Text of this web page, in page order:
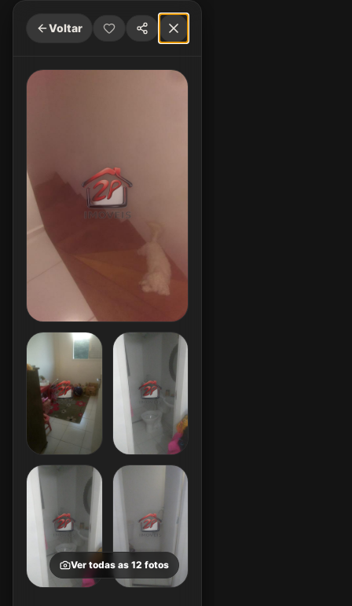
Voltar
Ver todas as 12 fotos